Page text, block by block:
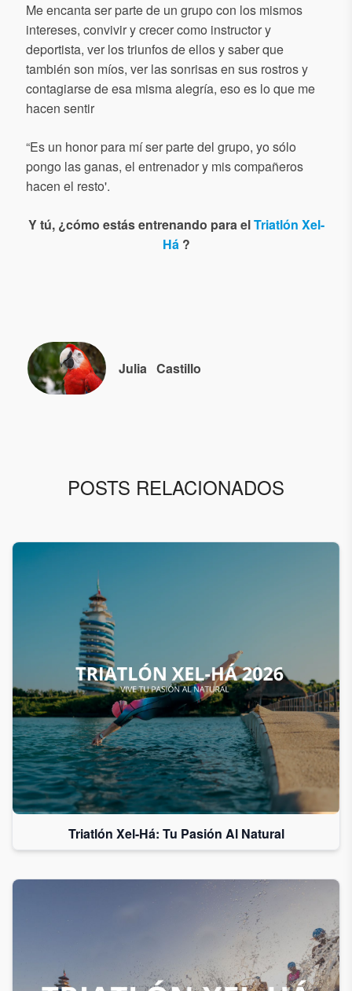
Me encanta ser parte de un grupo con los mismos
intereses, convivir y crecer como instructor y
deportista, ver los triunfos de ellos y saber que
también son míos, ver las sonrisas en sus rostros y
contagiarse de esa misma alegría, eso es lo que me
hacen sentir
“Es un honor para mí ser parte del grupo, yo sólo
pongo las ganas, el entrenador y mis compañeros
hacen el resto'.
Y tú, ¿cómo estás entrenando para elTriatlón Xel-
Há?
Julia Castillo
POSTS RELACIONADOS
Triatlón Xel-Há: Tu Pasión Al Natural